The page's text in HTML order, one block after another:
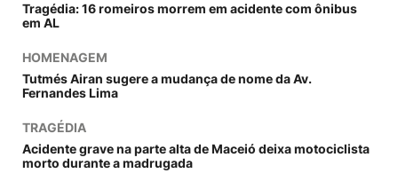
Tragédia: 16 romeiros morrem em acidente com ônibus
em AL
HOMENAGEM
Tutmés Airan sugere a mudança de nome da Av.
Fernandes Lima
TRAGÉDIA
Acidente grave na parte alta de Maceió deixa motociclista
morto durante a madrugada